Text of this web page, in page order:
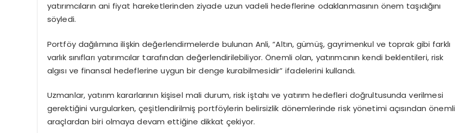
yatırımcıların ani fiyat hareketlerinden ziyade uzun vadeli hedeflerine odaklanmasının önem taşıdığını
söyledi.
Portföy dağılımına ilişkin değerlendirmelerde bulunan Anli, “Altın, gümüş, gayrimenkul ve toprak gibi farklı
varlık sınıfları yatırımcılar tarafından değerlendirilebiliyor. Önemli olan, yatırımcının kendi beklentileri, risk
algısı ve finansal hedeflerine uygun bir denge kurabilmesidir” ifadelerini kullandı.
Uzmanlar, yatırım kararlarının kişisel mali durum, risk iştahı ve yatırım hedefleri doğrultusunda verilmesi
gerektiğini vurgularken, çeşitlendirilmiş portföylerin belirsizlik dönemlerinde risk yönetimi açısından önemli
araçlardan biri olmaya devam ettiğine dikkat çekiyor.